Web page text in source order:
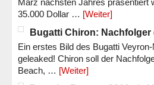
März nächsten Jahres präsentiert
35.000 Dollar … [Weiter]
Bugatti Chiron:
Ein erstes Bild des Bugatti
geleaked! Chiron soll der
Beach, … [Weiter]